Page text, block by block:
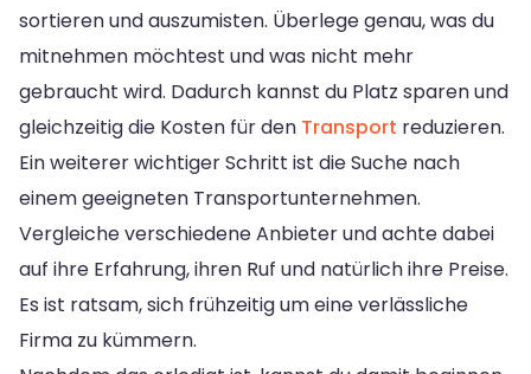
sortieren und auszumisten. Überlege genau, was du
mitnehmen möchtest und was nicht mehr
gebraucht wird. Dadurch kannst du Platz sparen und
gleichzeitig die Kosten für den Transport reduzieren.
Ein weiterer wichtiger Schritt ist die Suche nach
einem geeigneten Transportunternehmen.
Vergleiche verschiedene Anbieter und achte dabei
auf ihre Erfahrung, ihren Ruf und natürlich ihre Preise.
Es ist ratsam, sich frühzeitig um eine verlässliche
Firma zu kümmern.